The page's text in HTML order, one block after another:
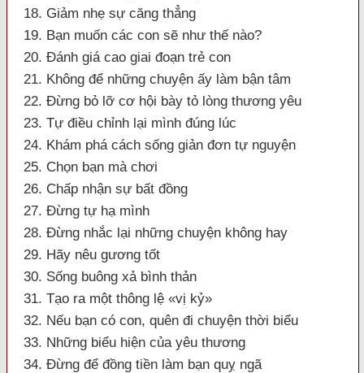
18. Giảm nhẹ sự căng thẳng
19. Bạn muốn các con sẽ như thế nào?
20. Đánh giá cao giai đoạn trẻ con
21. Không để những chuyện ấy làm bận tâm
22. Đừng bỏ lỡ cơ hội bày tỏ lòng thương yêu
23. Tự điều chỉnh lại mình đúng lúc
24. Khám phá cách sống giản đơn tự nguyện
25. Chọn bạn mà chơi
26. Chấp nhận sự bất đồng
27. Đừng tự hạ mình
28. Đừng nhắc lại những chuyện không hay
29. Hãy nêu gương tốt
30. Sống buông xả bình thản
31. Tạo ra một thông lệ «vị kỷ»
32. Nếu bạn có con, quên đi chuyện thời biểu
33. Những biểu hiện của yêu thương
34. Đừng để đồng tiền làm bạn quỵ ngã